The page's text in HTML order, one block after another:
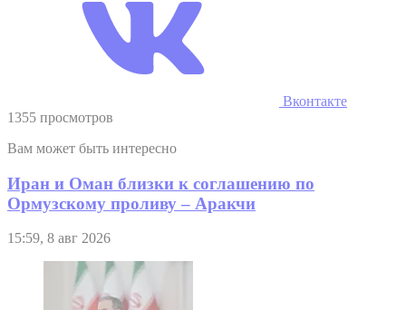
Вконтакте
1355 просмотров
Вам может быть интересно
Иран и Оман близки к соглашению по
Ормузскому проливу – Аракчи
15:59, 8 авг 2026